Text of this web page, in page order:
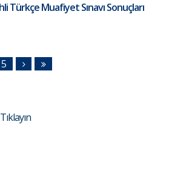
Türkçe Muafiyet Sınavı Sonuçları
5